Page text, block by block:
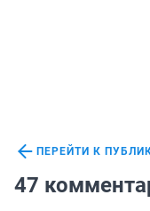
ПЕРЕЙТИ К
47